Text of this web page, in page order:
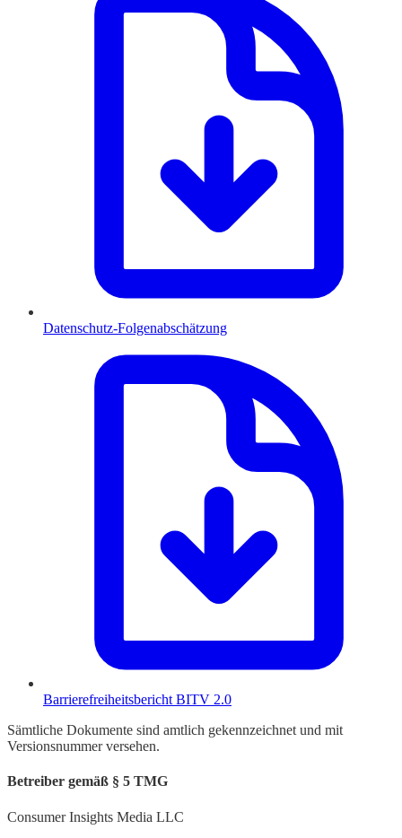
Datenschutz-Folgenabschätzung
Barrierefreiheitsbericht BITV 2.0
Sämtliche Dokumente sind amtlich gekennzeichnet und mit
Versionsnummer versehen.
Betreiber gemäß § 5 TMG
Consumer Insights Media LLC